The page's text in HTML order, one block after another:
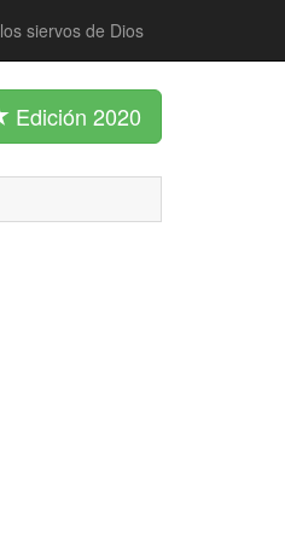
siervos de Dios
Edición 2020